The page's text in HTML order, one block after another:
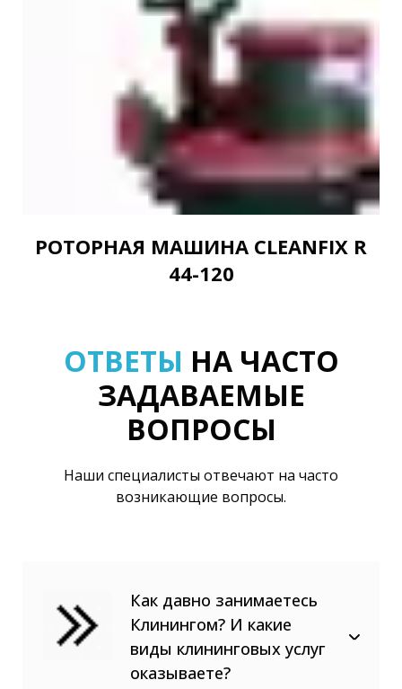
РОТОРНАЯ МАШИНА CLEANFIX R
44-120
ОТВЕТЫ НА ЧАСТО
ЗАДАВАЕМЫЕ
ВОПРОСЫ
Наши специалисты отвечают на часто
возникающие вопросы.
Как давно занимаетесь
Клинингом? И какие
виды клининговых услуг
оказываете?